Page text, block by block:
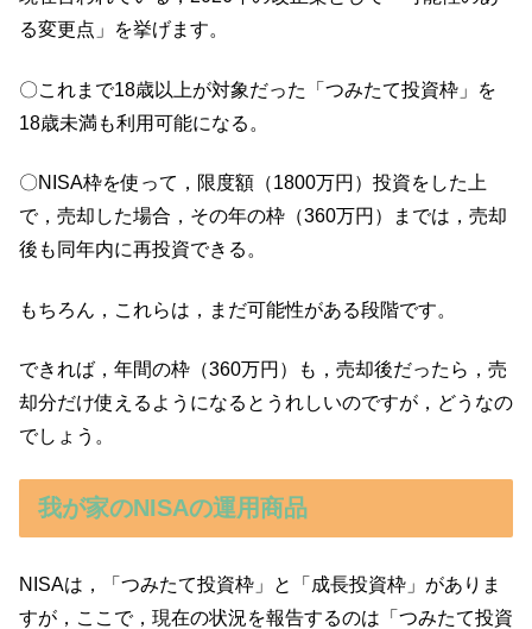
る変更点」を挙げます。
〇これまで18歳以上が対象だった「つみたて投資枠」を
18歳未満も利用可能になる。
〇NISA枠を使って，限度額（1800万円）投資をした上
で，売却した場合，その年の枠（360万円）までは，売却
後も同年内に再投資できる。
もちろん，これらは，まだ可能性がある段階です。
できれば，年間の枠（360万円）も，売却後だったら，売
却分だけ使えるようになるとうれしいのですが，どうなの
でしょう。
我が家のNISAの運用商品
NISAは，「つみたて投資枠」と「成長投資枠」がありま
すが，ここで，現在の状況を報告するのは「つみたて投資